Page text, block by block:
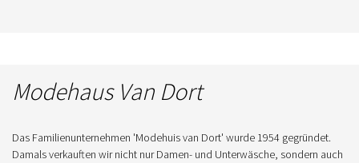
Modehaus Van Dort
Das Familienunternehmen 'Modehuis van Dort' wurde 1954 gegründet.
Damals verkauften wir nicht nur Damen- und Unterwäsche, sondern auch